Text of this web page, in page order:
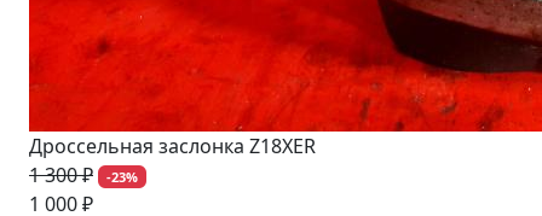
Дроссельная заслонка Z18XER
1 300 ₽
-23%
1 000 ₽